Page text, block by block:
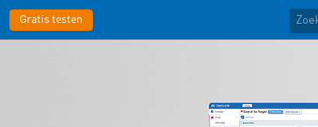
Gratis testen